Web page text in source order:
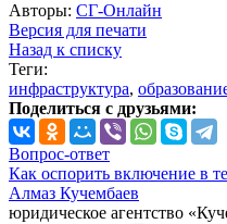
Авторы: СГ-Онлайн
Версия для печати
Назад к списку
Теги:
инфраструктура,
Поделиться с друзьями:
Вопрос-ответ
Как оспорить включение в
Алмаз Кучембаев
юридическое агентство